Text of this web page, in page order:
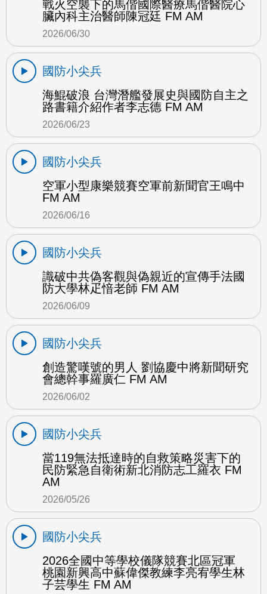
戰火空襲下的馬偕國際醫療馬偕醫院心
臟內科主治醫師陳冠廷 FM AM
2026/06/30
國防小尖兵
海鯤破浪 台灣潛艦發展史與國防自主之
路書籍介紹作者李志德 FM AM
2026/06/23
國防小尖兵
空軍小型康樂競賽空軍前新聞官王鳴中
FM AM
2026/06/16
國防小尖兵
識破中共偽客觀與偽親近的宣傳手法國
防大學林疋愔老師 FM AM
2026/06/09
國防小尖兵
創造驚嘆號的男人 劉協慶中將新聞研究
會總幹事羅廣仁 FM AM
2026/06/02
國防小尖兵
當119無法抵達時的自救策略災害下的
民防緊急自衛術新北消防志工羅衣 FM
AM
2026/05/26
國防小尖兵
2026全國中等學校儀隊競賽北區冠軍
桃園新興高中蘇偉傑教練李亮宥學生林
子芸學生 FM AM